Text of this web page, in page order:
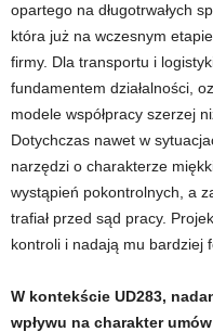
opartego na długotrwałych
która już na wczesnym
firmy. Dla transportu i
fundamentem działalności,
modele współpracy szerzej
Dotychczas nawet w
narzędzi o charakterze
wystąpień pokontrolnych, a
trafiał przed sąd pracy.
kontroli i nadają mu bardziej
W kontekście UD283,
wpływu na charakter